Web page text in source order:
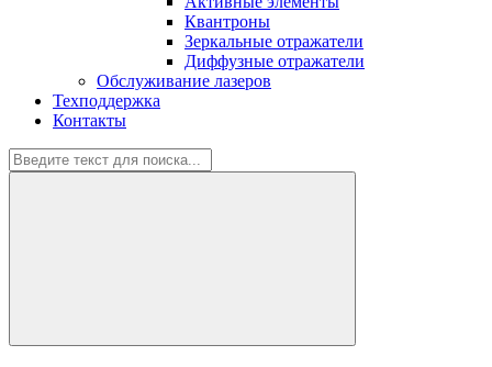
Квантроны
Зеркальные отражатели
Диффузные отражатели
Обслуживание лазеров
Техподдержка
Контакты